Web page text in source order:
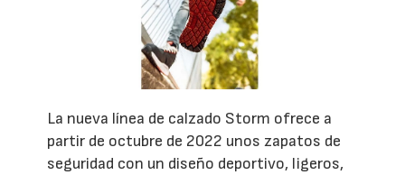
La nueva línea de calzado Storm ofrece a
partir de octubre de 2022 unos zapatos de
seguridad con un diseño deportivo, ligeros,